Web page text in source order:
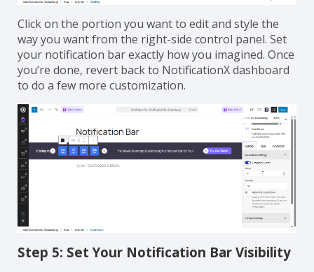
Click on the portion you want to edit and style the
way you want from the right-side control panel. Set
your notification bar exactly how you imagined. Once
you’re done, revert back to NotificationX dashboard
to do a few more customization.
Step 5: Set Your Notification Bar Visibility